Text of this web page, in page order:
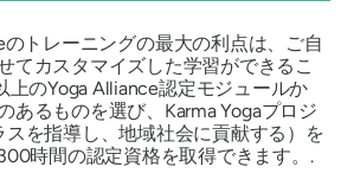
のトレーニングの最大の利点は、ご自
てカスタマイズした学習ができるこ
上のYoga Alliance認定モジュールか
あるものを選び、Karma Yogaプロジ
スを指導し、地域社会に貢献する）を
時間の認定資格を取得できます。.